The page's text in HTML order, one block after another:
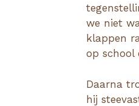
we niet
klappen
op school
Daarna
hij